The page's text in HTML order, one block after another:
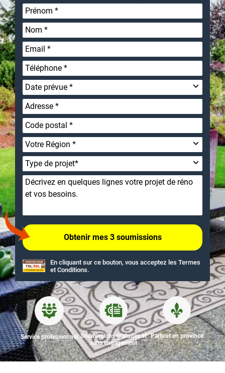
En cliquant sur ce bouton, vous acceptez les Termes
et Conditions.
Service professionnel Soumissions gratuites et
sans engagement
Partout en province